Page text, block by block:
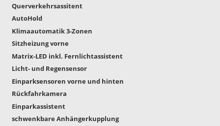
Querverkehrsassitent
AutoHold
Klimaautomatik 3-Zonen
Sitzheizung vorne
Matrix-LED inkl. Fernlichtassistent
Licht- und Regensensor
Einparksensoren vorne und hinten
Rückfahrkamera
Einparkassistent
schwenkbare Anhängerkupplung